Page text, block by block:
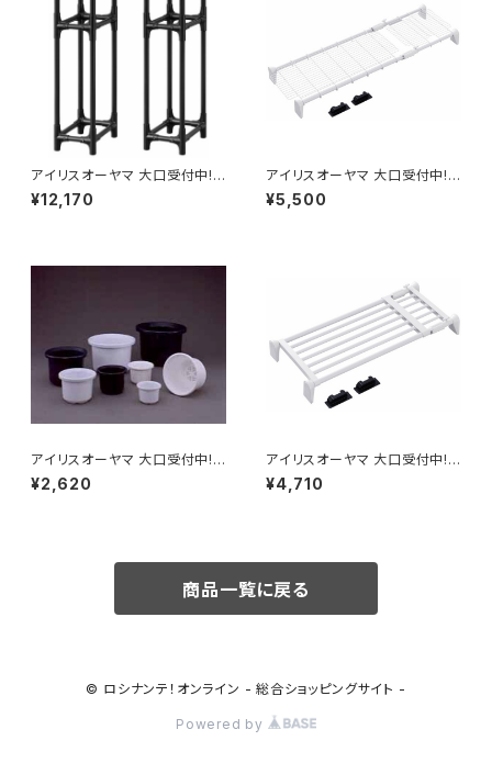
アイリスオーヤマ 大口受付中!
ラック タイヤラック 省スペース
タイヤラック軽自動車用 / 生活
¥12,170
アイリスオーヤマ 大口受付中!
突っ張り棒 強力 超強力伸縮ワ
イドメッシュ棚 / 家具・インテリ
¥5,500
アイリスオーヤマ 大口受付中!
鉢 ティルト中鉢 / 生活雑貨 ガー
デニング・エクステリア 鉢・プラ
¥2,620
アイリスオーヤマ 大口受付中!
突っ張り棒 強力 超強力伸縮ワ
イド棚 / 家具・インテリア インテ
¥4,710
商品一覧に戻る
© ロシナンテ！オンライン - 総合ショッピングサイト -
Powered by